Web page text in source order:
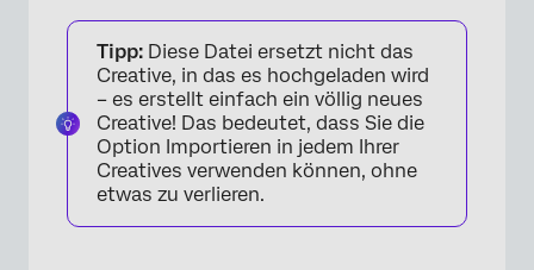
Tipp: Diese Datei ersetzt nicht das
Creative, in das es hochgeladen wird
– es erstellt einfach ein völlig neues
Creative! Das bedeutet, dass Sie die
Option Importieren in jedem Ihrer
Creatives verwenden können, ohne
etwas zu verlieren.